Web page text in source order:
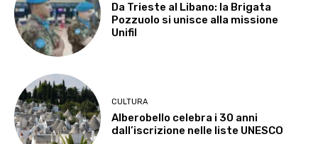
Da Trieste al Libano: la Brigata
Pozzuolo si unisce alla missione
Unifil
CULTURA
Alberobello celebra i 30 anni
dall’iscrizione nelle liste UNESCO